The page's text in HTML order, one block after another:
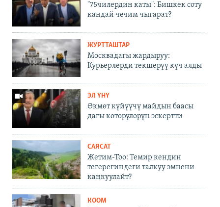
"75чилердин каты": Бишкек соту
кандай чечим чыгарат?
ЖУРТТАШТАР
Москвадагы жардыруу:
Курьерлерди текшерүү күч алды
ЭЛ ҮНҮ
Өкмөт күйүүчү майдын баасы
дагы көтөрүлөрүн эскертти
САЯСАТ
Жетим-Тоо: Темир кендин
тегерегиндеги талкуу эмнени
каңкуулайт?
КООМ